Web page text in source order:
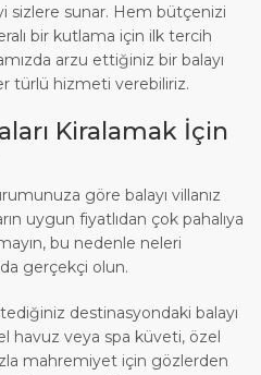
sizlere sunar. Hem bütçenizi
bir kutlama için ilk tercih
arzu ettiğiniz bir balayı
türlü hizmeti verebiliriz.
Kiralamak İçin
göre balayı villanız
uygun fiyatlıdan çok pahalıya
bu nedenle neleri
gerçekçi olun.
destinasyondaki balayı
havuz veya spa küveti, özel
mahremiyet için gözlerden